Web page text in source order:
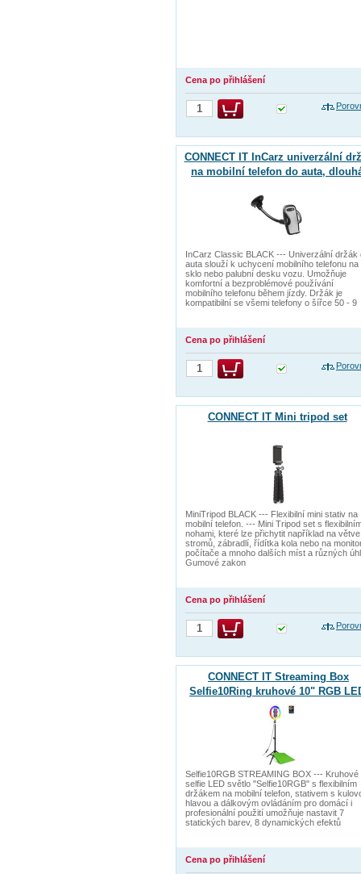
Cena po přihlášení
CONNECT IT InCarz univerzální
na mobilní telefon do auta,
InCarz Classic BLACK --- Univerzální držák
auta slouží k uchycení mobilního telefonu na
sklo nebo palubní desku vozu. Umožňuje
komfortní a bezproblémové používání
mobilního telefonu během jízdy. Držák je
kompatibilní se všemi telefony o šířce 50 - 9
Cena po přihlášení
CONNECT IT Mini tripod set
MiniTripod BLACK --- Flexibilní mini stativ na
mobilní telefon. --- Mini Tripod set s
nohami, které lze přichytit například na větve
stromů, zábradlí, řídítka kola nebo na
počítače a mnoho dalších míst a různých
Gumové zakon
Cena po přihlášení
CONNECT IT Streaming Box
Selfie10Ring kruhové 10" RGB
světlo
Selfie10RGB STREAMING BOX --- Kruhové
selfie LED světlo "Selfie10RGB" s flexibilním
držákem na mobilní telefon, stativem s
hlavou a dálkovým ovládáním pro domácí i
profesionální použití umožňuje nastavit 7
statických barev, 8 dynamických efektů
Cena po přihlášení